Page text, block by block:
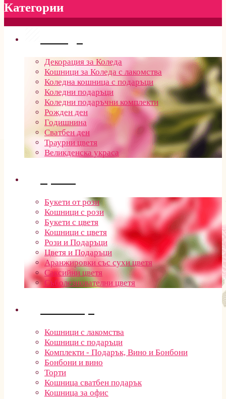
Категории
Декорация за Коледа
Кошници за Коледа с лакомства
Коледна кошница с подаръци
Коледни подаръци
Коледни подаръчни комплекти
Рожден ден
Годишнина
Сватбен ден
Траурни цветя
Великденска украса
Букети от рози
Кошници с рози
Букети с цветя
Кошници с цветя
Рози и Подаръци
Цветя и Подаръци
Аранжировки със сухи цветя
Саксийни цветя
Съболезнователни цветя
Кошници с лакомства
Кошници с подаръци
Комплекти - Подарък, Вино и Бонбони
Бонбони и вино
Торти
Кошница сватбен подарък
Кошница за офис